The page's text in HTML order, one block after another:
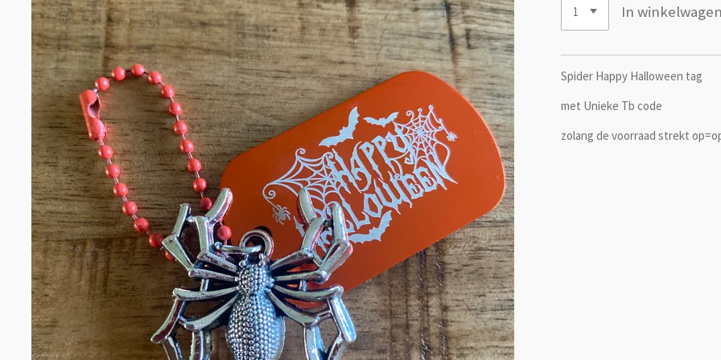
In
Spider Happy Halloween tag
met Unieke Tb code
zolang de voorraad strekt